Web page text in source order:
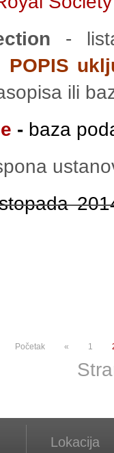
-
POPIS
ili
- baza
Početak « 1
Lokacija